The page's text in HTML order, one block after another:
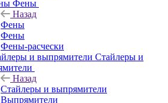
Фены
Назад
Фены
Фены
Фены-расчески
Стайлеры и
Назад
Стайлеры и выпрямители
Выпрямители